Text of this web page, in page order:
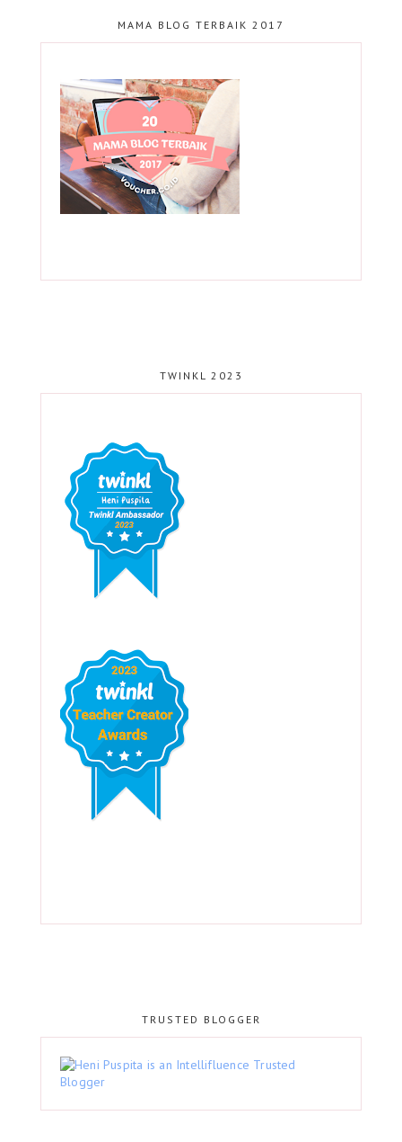
MAMA BLOG TERBAIK 2017
TWINKL 2023
TRUSTED BLOGGER